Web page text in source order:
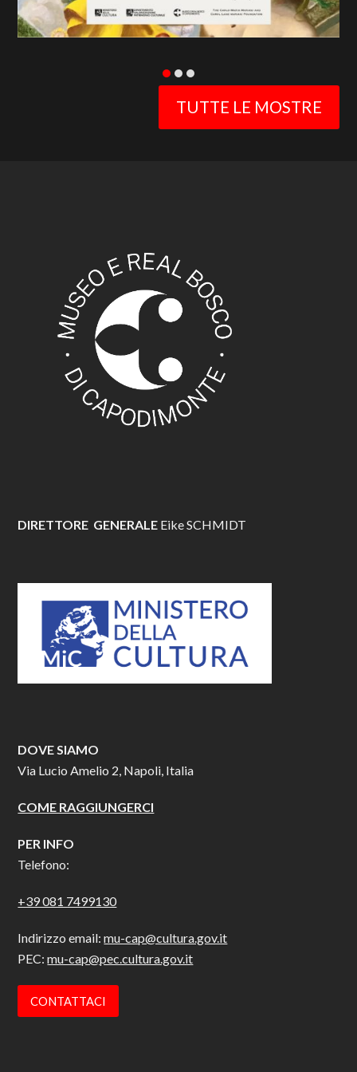
TUTTE LE MOSTRE
DIRETTORE GENERALE Eike SCHMIDT
DOVE SIAMO
Via Lucio Amelio 2, Napoli, Italia
COME RAGGIUNGERCI
PER INFO
Telefono:
+39 081 7499130
Indirizzo email:mu-cap@cultura.gov.it
PEC:mu-cap@pec.cultura.gov.it
CONTATTACI